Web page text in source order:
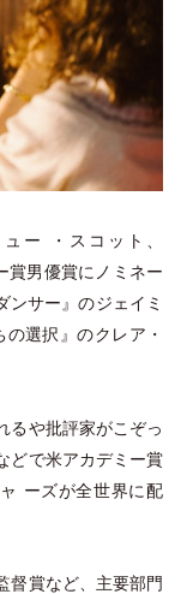
ー ・ スコット、
賞男優賞にノミネー
ンサー』のジェイミ
の選択』のクレア ・
るや批評家がこぞっ
どで米アカデミー賞
ーズが全世界に配
督賞など、主要部門